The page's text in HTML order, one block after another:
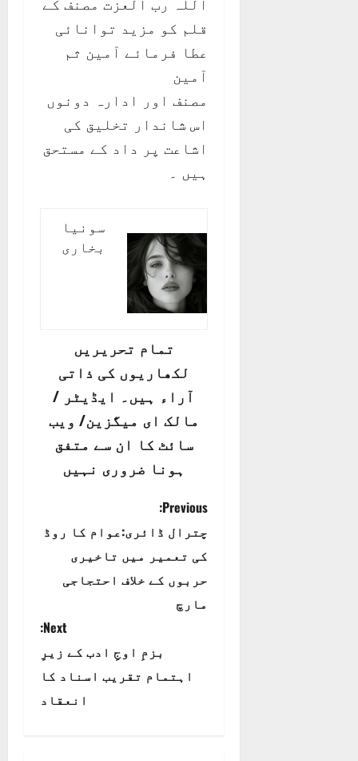
قلم کو مزید توانائی
عطا فرمائے آمین ثم
آمین
مصنف اور ادارہ دونوں
اس شاندار تخلیق کی
اشاعت پر داد کے مستحق
ہیں ۔
سونیا
بخاری
تمام تحریریں
لکھاریوں کی ذاتی
آراء ہیں۔ ایڈیٹر /
مالک ای میگزین/ ویب
سائٹ کا ان سے متفق
ہونا ضروری نہیں
P
o
s
t
Previous:
چترال ڈائری:عوام کا روڈ
کی تعمیر میں تاخیری
حربوں کے خلاف احتجاجی
مارچ
Next:
بزمِ اوجِ ادب کے زیرِ
اہتمام تقریب اسناد کا
انعقاد